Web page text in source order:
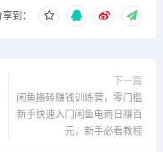
享到：
下一篇
闲鱼搬砖赚钱训练营，零门槛
新手快速入门闲鱼电商日赚百
元，新手必看教程